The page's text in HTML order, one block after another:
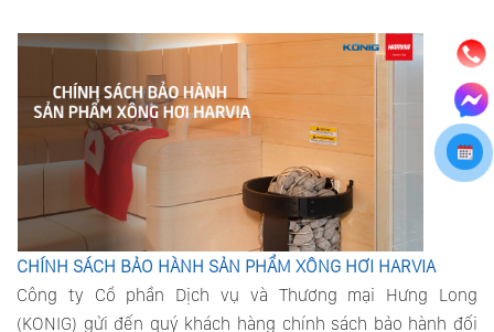
CHÍNH SÁCH BẢO HÀNH SẢN PHẨM XÔNG HƠI HARVIA
Công ty Cổ phần Dịch vụ và Thương mại Hưng Long
(KONIG) gửi đến quý khách hàng chính sách bảo hành đối